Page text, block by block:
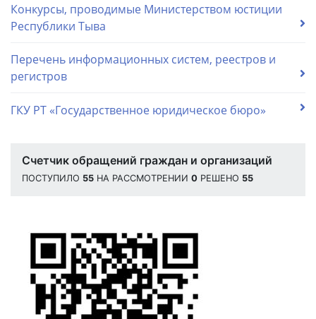
Конкурсы, проводимые Министерством юстиции
Республики Тыва
Перечень информационных систем, реестров и
регистров
ГКУ РТ «Государственное юридическое бюро»
Счетчик обращений граждан и организаций
ПОСТУПИЛО 55 НА РАССМОТРЕНИИ 0 РЕШЕНО 55